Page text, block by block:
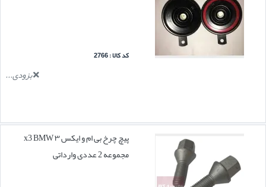
کد کالا : 2766
بزودی...
پیچ چرخ بی ام و ایکس ۳ x3 BMW
مجموعه 2 عددی وارداتی